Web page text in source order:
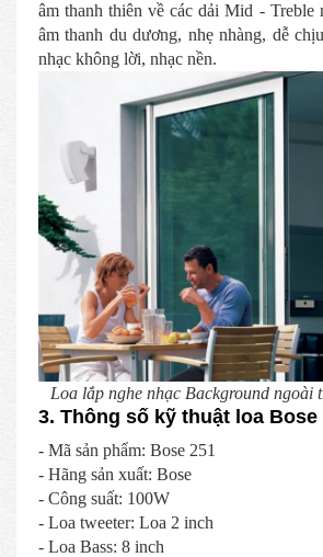
âm thanh thiên về các dải Mid - Treble
âm thanh du dương, nhẹ nhàng, dễ
nhạc không lời, nhạc nền.
Loa lắp nghe nhạc Background ngoài
3. Thông số kỹ thuật loa Bose
- Mã sản phẩm: Bose 251
- Hãng sản xuất: Bose
- Công suất: 100W
- Loa tweeter: Loa 2 inch
- Loa Bass: 8 inch